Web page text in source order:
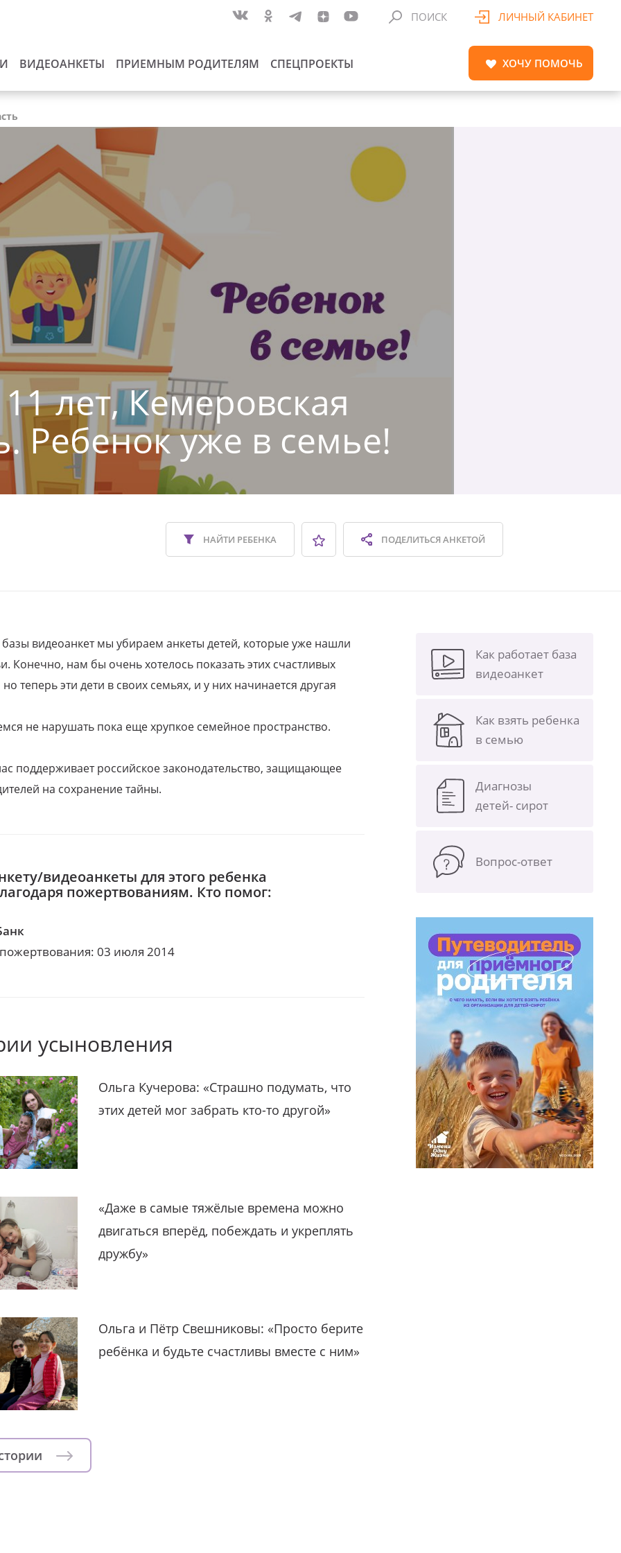
ВИДЕОАНКЕТЫ ПРИЕМНЫМ РОДИТЕЛЯМ СПЕЦПРОЕКТЫ
ПОИСК ЛИЧНЫЙ КАБИНЕТ
ХОЧУ ПОМОЧЬ
лет, Кемеровская
Ребенок уже в семье!
ПОДЕЛИТЬСЯАНКЕТОЙ
НАЙТИ РЕБЕНКА
видеоанкет мы убираем анкеты детей, которые уже нашли
Конечно, нам бы очень хотелось показать этих счастливых
теперь эти дети в своих семьях, и у них начинается другая
не нарушать пока еще хрупкое семейное пространство.
поддерживает российское законодательство, защищающее
на сохранение тайны.
видеоанкеты для этого ребенка
пожертвованиям. Кто помог:
03 июля 2014
усыновления
Ольга Кучерова: «Страшно подумать, что
этих детей мог забрать кто-то другой»
«Даже в самые тяжёлые времена можно
двигаться вперёд, побеждать и укреплять
дружбу»
Ольга и Пётр Свешниковы: «Просто берите
ребёнка и будьте счастливы вместе с ним»
Как работает база
видеоанкет
Как взять ребенка
в семью
Диагнозы
детей- сирот
Вопрос-ответ